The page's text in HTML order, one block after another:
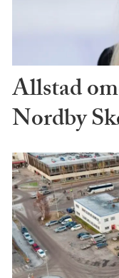
Allstad
Nordby